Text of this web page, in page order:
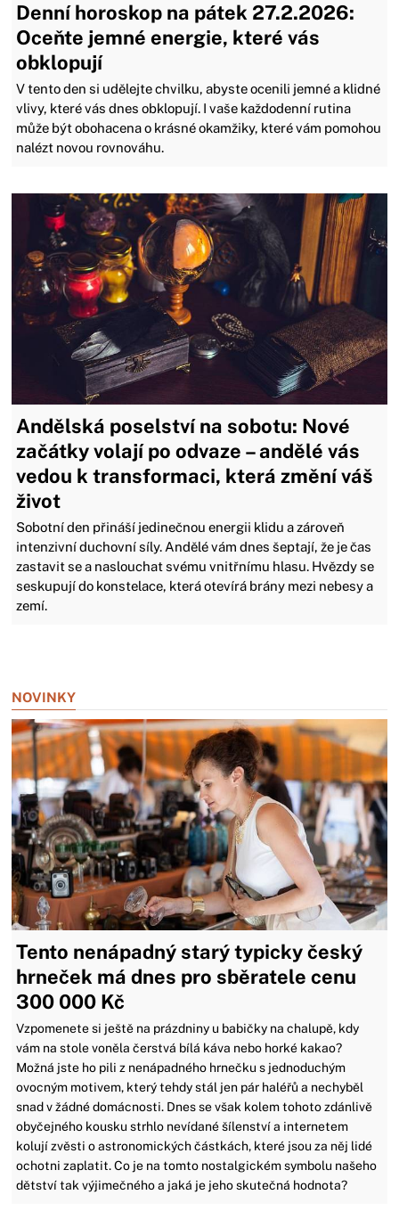
Denní horoskop na pátek 27.2.2026:
Oceňte jemné energie, které vás
obklopují
V tento den si udělejte chvilku, abyste ocenili jemné a klidné
vlivy, které vás dnes obklopují. I vaše každodenní rutina
může být obohacena o krásné okamžiky, které vám pomohou
nalézt novou rovnováhu.
Andělská poselství na sobotu: Nové
začátky volají po odvaze – andělé vás
vedou k transformaci, která změní váš
život
Sobotní den přináší jedinečnou energii klidu a zároveň
intenzivní duchovní síly. Andělé vám dnes šeptají, že je čas
zastavit se a naslouchat svému vnitřnímu hlasu. Hvězdy se
seskupují do konstelace, která otevírá brány mezi nebesy a
zemí.
NOVINKY
Tento nenápadný starý typicky český
hrneček má dnes pro sběratele cenu
300 000 Kč
Vzpomenete si ještě na prázdniny u babičky na chalupě, kdy
vám na stole voněla čerstvá bílá káva nebo horké kakao?
Možná jste ho pili z nenápadného hrnečku s jednoduchým
ovocným motivem, který tehdy stál jen pár haléřů a nechyběl
snad v žádné domácnosti. Dnes se však kolem tohoto zdánlivě
obyčejného kousku strhlo nevídané šílenství a internetem
kolují zvěsti o astronomických částkách, které jsou za něj lidé
ochotni zaplatit. Co je na tomto nostalgickém symbolu našeho
dětství tak výjimečného a jaká je jeho skutečná hodnota?